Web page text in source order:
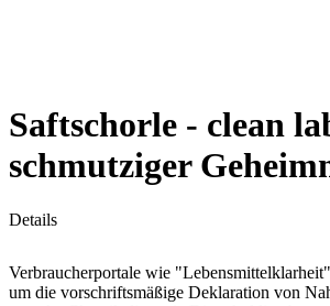
Saftschorle - clean
schmutziger
Details
Verbraucherportale wie
um die vorschriftsmäßige Deklaration von